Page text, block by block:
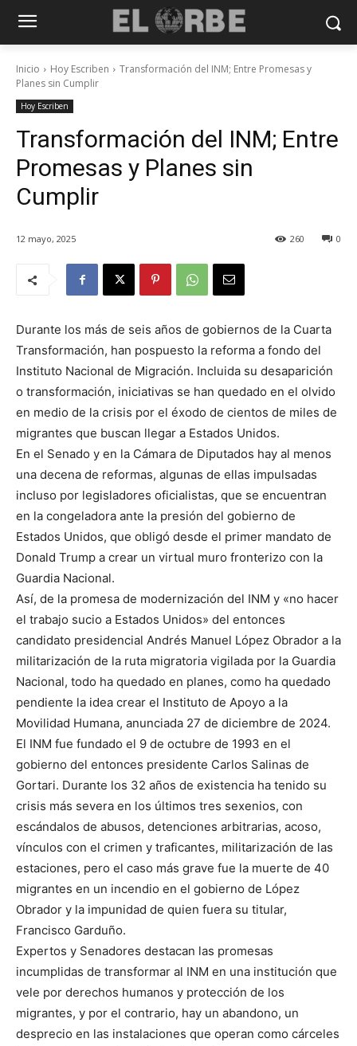
Inicio Hoy Escriben
Transformación del INM; Entre Promesas y
Planes sin Cumplir
Hoy Escriben
Transformación del INM; Entre
Promesas y Planes sin
Cumplir
12 mayo, 2025 0
260
Durante los más de seis años de gobiernos de la Cuarta
Transformación, han pospuesto la reforma a fondo del
Instituto Nacional de Migración. Incluida su desaparición
o transformación, iniciativas se han quedado en el olvido
en medio de la crisis por el éxodo de cientos de miles de
migrantes que buscan llegar a Estados Unidos.
En el Senado y en la Cámara de Diputados hay al menos
una decena de reformas, algunas de ellas impulsadas
incluso por legisladores oficialistas, que se encuentran
en la congeladora ante la presión del gobierno de
Estados Unidos, que obligó desde el primer mandato de
Donald Trump a crear un virtual muro fronterizo con la
Guardia Nacional.
Así, de la promesa de modernización del INM y «no hacer
el trabajo sucio a Estados Unidos» del entonces
candidato presidencial Andrés Manuel López Obrador a la
militarización de la ruta migratoria vigilada por la Guardia
Nacional, todo ha quedado en planes, como ha quedado
pendiente la idea crear el Instituto de Apoyo a la
Movilidad Humana, anunciada 27 de diciembre de 2024.
El INM fue fundado el 9 de octubre de 1993 en el
gobierno del entonces presidente Carlos Salinas de
Gortari. Durante los 32 años de existencia ha tenido su
crisis más severa en los últimos tres sexenios, con
escándalos de abusos, detenciones arbitrarias, acoso,
vínculos con el crimen y traficantes, militarización de las
estaciones, pero el caso más grave fue la muerte de 40
migrantes en un incendio en el gobierno de López
Obrador y la impunidad de quien fuera su titular,
Francisco Garduño.
Expertos y Senadores destacan las promesas
incumplidas de transformar al INM en una institución que
vele por derechos humanos y protección de los
migrantes, y por el contrario, hay un abandono, un
desprecio en las instalaciones que operan como cárceles